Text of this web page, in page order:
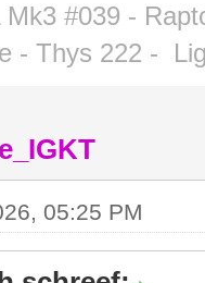
Mk3 #039 -
- Thys 222 -
05:25 PM